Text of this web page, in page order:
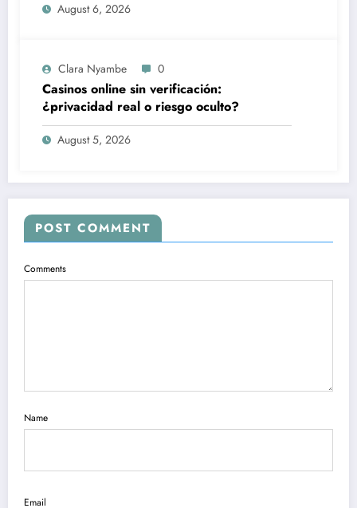
August 6, 2026
Clara Nyambe 0
Casinos online sin verificación:
¿privacidad real o riesgo oculto?
August 5, 2026
POST COMMENT
Comments
Name
Email